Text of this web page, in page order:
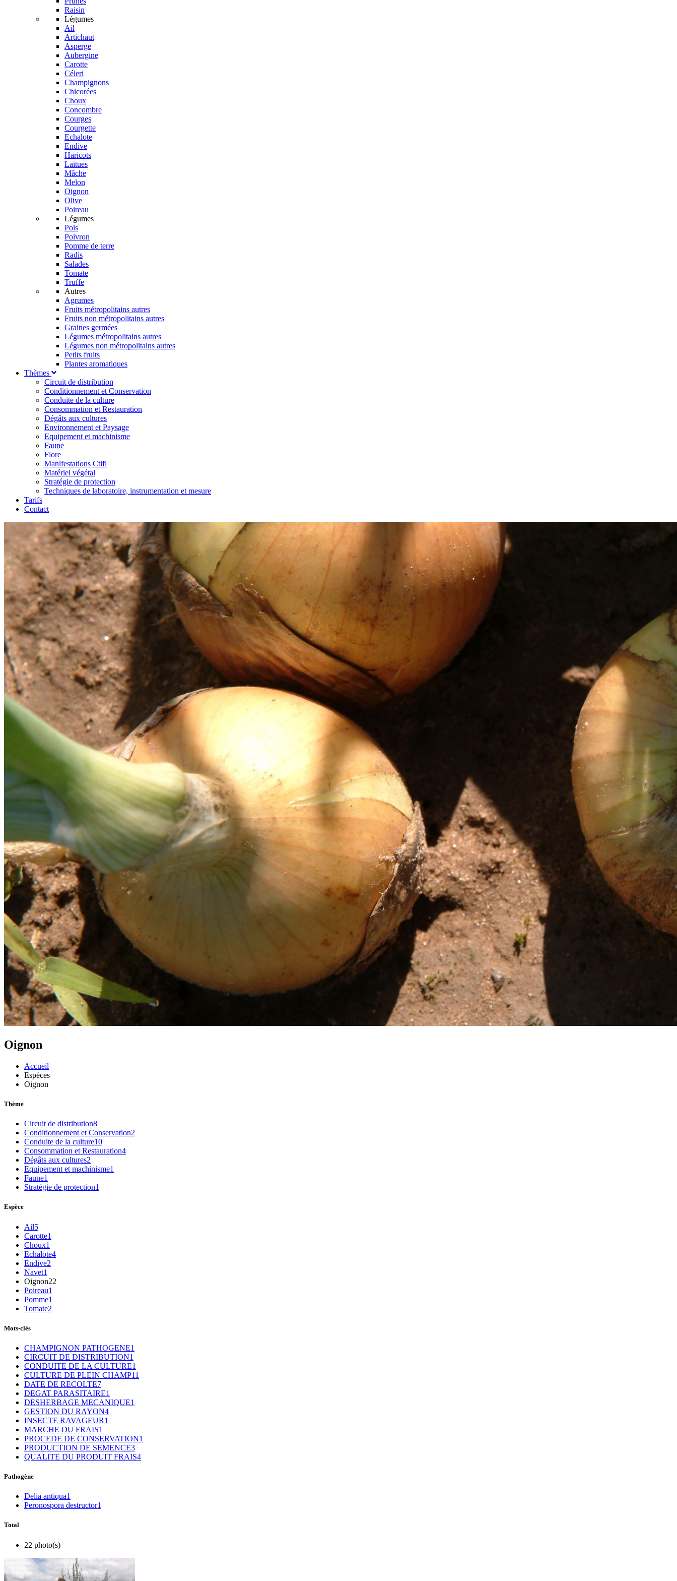
Raisin
Légumes
Ail
Artichaut
Asperge
Aubergine
Carotte
Céleri
Champignons
Chicorées
Choux
Concombre
Courges
Courgette
Echalote
Endive
Haricots
Laitues
Mâche
Melon
Oignon
Olive
Poireau
Légumes
Pois
Poivron
Pomme de terre
Radis
Salades
Tomate
Truffe
Autres
Agrumes
Fruits métropolitains autres
Fruits non métropolitains autres
Graines germées
Légumes métropolitains autres
Légumes non métropolitains autres
Petits fruits
Plantes aromatiques
Thèmes
Circuit de distribution
Conditionnement et Conservation
Conduite de la culture
Consommation et Restauration
Dégâts aux cultures
Environnement et Paysage
Equipement et machinisme
Faune
Flore
Manifestations Ctifl
Matériel végétal
Stratégie de protection
Techniques de laboratoire, instrumentation et mesure
Tarifs
Contact
Oignon
Accueil
Espèces
Oignon
Thème
Circuit de distribution8
Conditionnement et Conservation2
Conduite de la culture10
Consommation et Restauration4
Dégâts aux cultures2
Equipement et machinisme1
Faune1
Stratégie de protection1
Espèce
Ail5
Carotte1
Choux1
Echalote4
Endive2
Navet1
Oignon22
Poireau1
Pomme1
Tomate2
Mots-clés
CHAMPIGNON PATHOGENE1
CIRCUIT DE DISTRIBUTION1
CONDUITE DE LA CULTURE1
CULTURE DE PLEIN CHAMP11
DATE DE RECOLTE7
DEGAT PARASITAIRE1
DESHERBAGE MECANIQUE1
GESTION DU RAYON4
INSECTE RAVAGEUR1
MARCHE DU FRAIS1
PROCEDE DE CONSERVATION1
PRODUCTION DE SEMENCE3
QUALITE DU PRODUIT FRAIS4
Pathogène
Delia antiqua1
Peronospora destructor1
Total
22 photo(s)